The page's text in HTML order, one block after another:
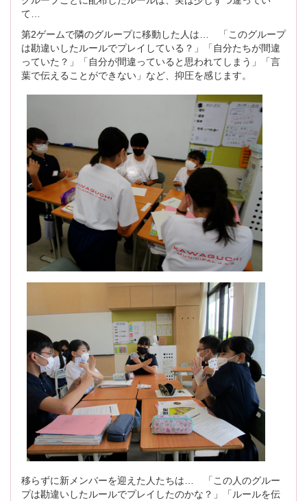
て…
第2ゲームで隣のグループに移動した人は… 「このグループ
は勘違いしたルールでプレイしている？」「自分たちが間違
っていた？」「自分が間違っていると思われてしまう」「言
葉で伝えることができない」など、抑圧を感じます。
移らずに新メンバーを迎えた人たちは… 「この人のグルー
プは勘違いしたルールでプレイしたのかな？」「ルールを伝